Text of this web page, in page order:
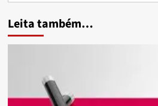
Leita também…